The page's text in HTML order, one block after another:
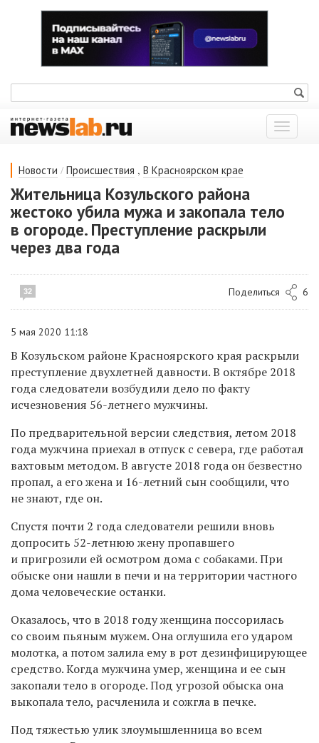
Показать
меню
Новости / Происшествия , В Красноярском крае
Жительница Козульского района
жестоко убила мужа и закопала тело
в огороде. Преступление раскрыли
через два года
32 Поделиться 6
5 мая 2020 11:18
В Козульском районе Красноярского края раскрыли
преступление двухлетней давности. В октябре 2018
года следователи возбудили дело по факту
исчезновения 56-летнего мужчины.
По предварительной версии следствия, летом 2018
года мужчина приехал в отпуск с севера, где работал
вахтовым методом. В августе 2018 года он безвестно
пропал, а его жена и 16-летний сын сообщили, что
не знают, где он.
Спустя почти 2 года следователи решили вновь
допросить 52-летнюю жену пропавшего
и пригрозили ей осмотром дома с собаками. При
обыске они нашли в печи и на территории частного
дома человеческие останки.
Оказалось, что в 2018 году женщина поссорилась
со своим пьяным мужем. Она оглушила его ударом
молотка, а потом залила ему в рот дезинфицирующее
средство. Когда мужчина умер, женщина и ее сын
закопали тело в огороде. Под угрозой обыска она
выкопала тело, расчленила и сожгла в печке.
Под тяжестью улик злоумышленница во всем